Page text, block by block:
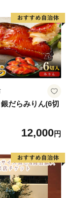
銀だらみりん(6切
12,000円